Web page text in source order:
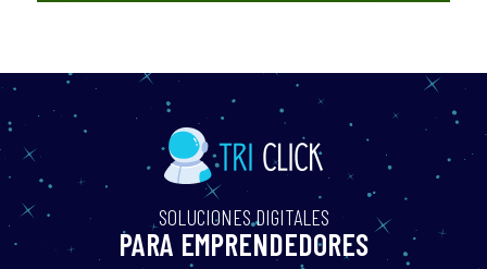
SOLUCIONES DIGITALES
PARA EMPRENDEDORES